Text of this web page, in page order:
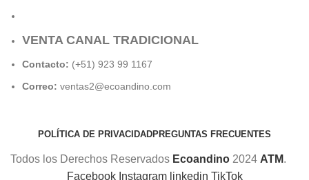
VENTA CANAL TRADICIONAL
Contacto: (+51) 923 99 1167
Correo: ventas2@ecoandino.com
POLÍTICA DE PRIVACIDADPREGUNTAS FRECUENTES
Todos los Derechos Reservados Ecoandino 2024 ATM.
Facebook Instagram linkedin TikTok